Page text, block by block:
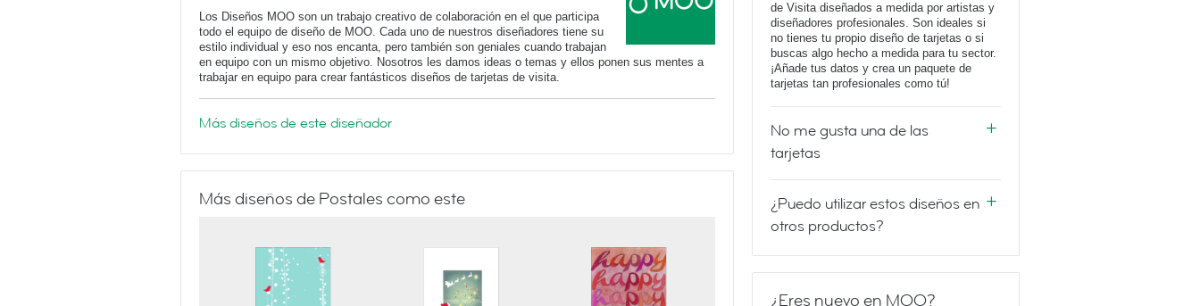
Los Diseños MOO son un trabajo creativo de colaboración en el que participa
todo el equipo de diseño de MOO. Cada uno de nuestros diseñadores tiene su
estilo individual y eso nos encanta, pero también son geniales cuando trabajan
en equipo con un mismo objetivo. Nosotros les damos ideas o temas y ellos ponen sus mentes a
trabajar en equipo para crear fantásticos diseños de tarjetas de visita.
Más diseños de este diseñador
Más diseños de Postales como este
de Visita diseñados a medida por artistas y
diseñadores profesionales. Son ideales si
no tienes tu propio diseño de tarjetas o si
buscas algo hecho a medida para tu sector.
¡Añade tus datos y crea un paquete de
tarjetas tan profesionales como tú!
No me gusta una de las
tarjetas
¿Puedo utilizar estos diseños en
otros productos?
¿Eres nuevo en MOO?